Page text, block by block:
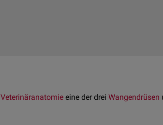
Veterinäranatomie eine der drei Wangendrüsen